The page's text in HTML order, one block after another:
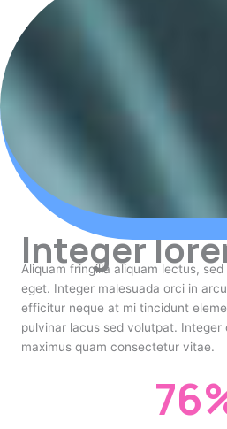
Integer
Aliquam fringilla aliquam lectus,
eget. Integer malesuada orci in
efficitur neque at mi tincidunt
pulvinar lacus sed volutpat. Integer
maximus quam consectetur vitae.
76